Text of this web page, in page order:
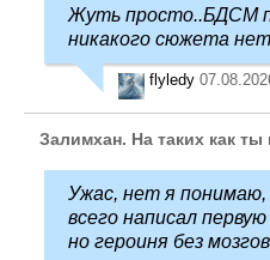
Жуть просто..БДСМ
никакого сюжета
flyledy
Залимхан. На таких как ты
Ужас, нет я
всего написал
но героиня без